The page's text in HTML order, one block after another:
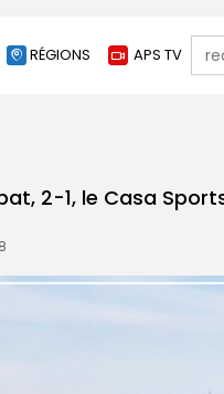
RÉGIONS APS TV for:
2-1, le Casa